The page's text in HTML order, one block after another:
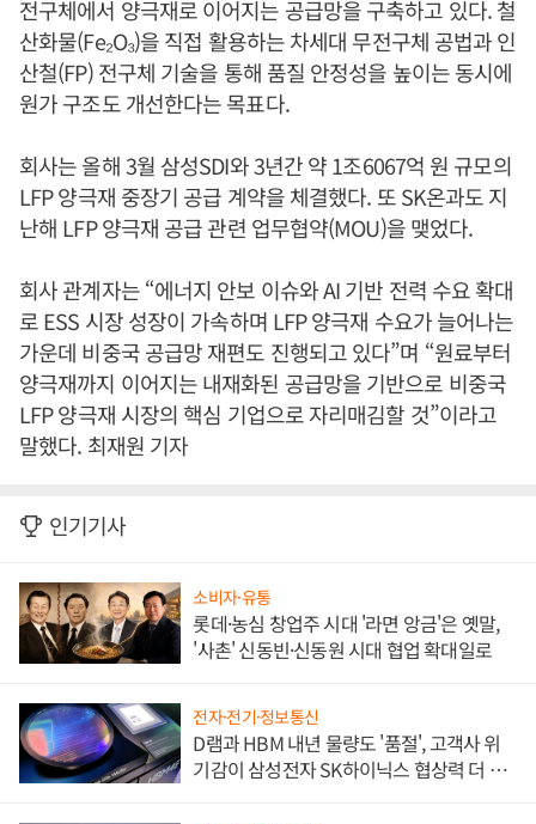
전구체에서 양극재로 이어지는 공급망을 구축하고 있다. 철
산화물(Fe₂O₃)을 직접 활용하는 차세대 무전구체 공법과 인
산철(FP) 전구체 기술을 통해 품질 안정성을 높이는 동시에
원가 구조도 개선한다는 목표다.
회사는 올해 3월 삼성SDI와 3년간 약 1조6067억 원 규모의
LFP 양극재 중장기 공급 계약을 체결했다. 또 SK온과도 지
난해 LFP 양극재 공급 관련 업무협약(MOU)을 맺었다.
회사 관계자는 “에너지 안보 이슈와 AI 기반 전력 수요 확대
로 ESS 시장 성장이 가속하며 LFP 양극재 수요가 늘어나는
가운데 비중국 공급망 재편도 진행되고 있다”며 “원료부터
양극재까지 이어지는 내재화된 공급망을 기반으로 비중국
LFP 양극재 시장의 핵심 기업으로 자리매김할 것”이라고
말했다. 최재원 기자
인기기사
소비자·유통
롯데·농심 창업주 시대 '라면 앙금'은 옛말,
'사촌' 신동빈·신동원 시대 협업 확대일로
전자·전기·정보통신
D램과 HBM 내년 물량도 '품절', 고객사 위
기감이 삼성전자 SK하이닉스 협상력 더 키